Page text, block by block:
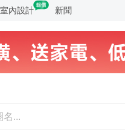
室內設計 新聞